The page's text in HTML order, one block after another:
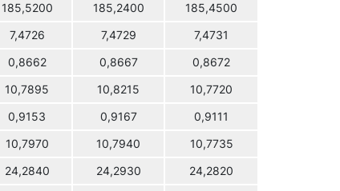
185,5200 185,2400 185,4500
7,4726 7,4729 7,4731
0,8662 0,8667 0,8672
10,7895 10,8215 10,7720
0,9153 0,9167 0,9111
10,7970 10,7940 10,7735
24,2840 24,2930 24,2820